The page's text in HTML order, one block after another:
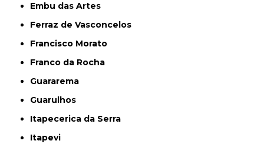
Embu das Artes
Ferraz de Vasconcelos
Francisco Morato
Franco da Rocha
Guararema
Guarulhos
Itapecerica da Serra
Itapevi